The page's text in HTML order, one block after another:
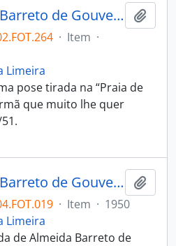
Iedda de Almeida Barreto de Gouveia na praia em Tamandaré
· Item ·
Limeira
pose tirada na “Praia de
que muito lhe quer
Iedda de Almeida Barreto de Gouveia, Alcista Barreto de Gouveia, Fabíola Gouveia Limeira, Nilo Barreto de Gouveia Filho, Thales Gouveia Limeira, Luiz Fernando Gouveia Limeira, e Aline de Almeida Barreto de Gouveia
· Item · 1950
Limeira
de Almeida Barreto de